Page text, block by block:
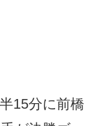
15分に前橋